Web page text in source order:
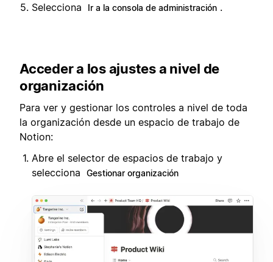
Selecciona
Ir a la consola de administración .
Acceder a los ajustes a nivel de
organización
Para ver y gestionar los controles a nivel de toda
la organización desde un espacio de trabajo de
Notion:
Abre el selector de espacios de trabajo y
selecciona
Gestionar organización